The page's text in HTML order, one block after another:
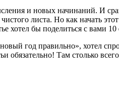
и новых начинаний. И
листа. Но как начать
хотел бы поделиться с вами
год правильно», хотел
обязательно! Там столько